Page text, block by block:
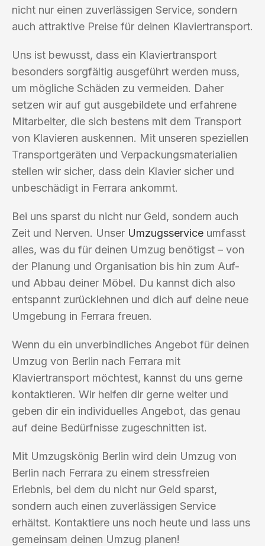
nicht nur einen zuverlässigen Service, sondern
auch attraktive Preise für deinen Klaviertransport.
Uns ist bewusst, dass ein Klaviertransport
besonders sorgfältig ausgeführt werden muss,
um mögliche Schäden zu vermeiden. Daher
setzen wir auf gut ausgebildete und erfahrene
Mitarbeiter, die sich bestens mit dem Transport
von Klavieren auskennen. Mit unseren speziellen
Transportgeräten und Verpackungsmaterialien
stellen wir sicher, dass dein Klavier sicher und
unbeschädigt in Ferrara ankommt.
Bei uns sparst du nicht nur Geld, sondern auch
Zeit und Nerven. Unser Umzugsservice umfasst
alles, was du für deinen Umzug benötigst – von
der Planung und Organisation bis hin zum Auf-
und Abbau deiner Möbel. Du kannst dich also
entspannt zurücklehnen und dich auf deine neue
Umgebung in Ferrara freuen.
Wenn du ein unverbindliches Angebot für deinen
Umzug von Berlin nach Ferrara mit
Klaviertransport möchtest, kannst du uns gerne
kontaktieren. Wir helfen dir gerne weiter und
geben dir ein individuelles Angebot, das genau
auf deine Bedürfnisse zugeschnitten ist.
Mit Umzugskönig Berlin wird dein Umzug von
Berlin nach Ferrara zu einem stressfreien
Erlebnis, bei dem du nicht nur Geld sparst,
sondern auch einen zuverlässigen Service
erhältst. Kontaktiere uns noch heute und lass uns
gemeinsam deinen Umzug planen!